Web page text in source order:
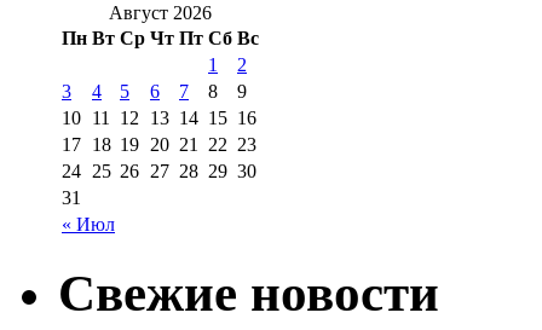
Август 2026
Пн Вт Ср Чт Пт Сб Вс
« Июл
1
2
3
4 5 6 7 8
9
10 11 12 13 14 15 16
17 18 19 20 21 22 23
24 25 26 27 28 29 30
31
Свежие новости